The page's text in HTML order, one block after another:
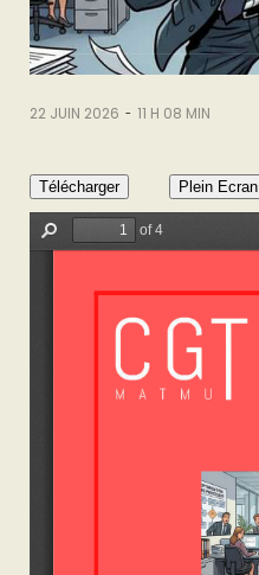
22 JUIN 2026 - 11 H 08 MIN
Télécharger Plein Ecran